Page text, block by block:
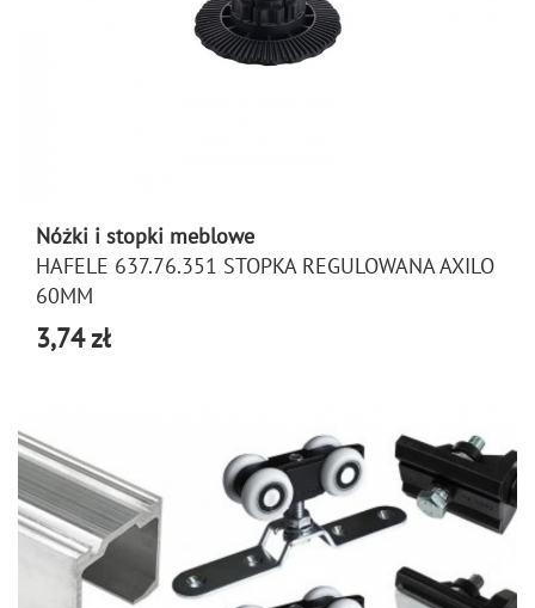
Nóżki i stopki meblowe
HAFELE 637.76.351 STOPKA REGULOWANA AXILO
60MM
3,74 zł